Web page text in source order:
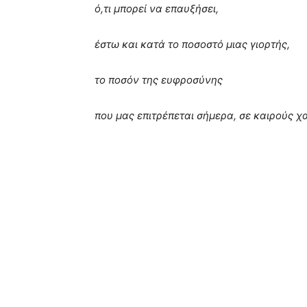
ό,τι μπορεί να επαυξήσει,
έστω και κατά το ποσοστό μιας γιορτής,
το ποσόν της ευφροσύνης
που μας επιτρέπεται σήμερα, σε καιρούς